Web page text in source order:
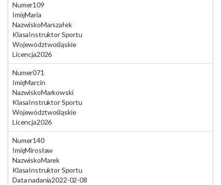
Numer109
ImięMaria
NazwiskoMarszałek
KlasaInstruktor Sportu
Województwośląskie
Licencja2026
Numer071
ImięMarcin
NazwiskoMarkowski
KlasaInstruktor Sportu
Województwośląskie
Licencja2026
Numer140
ImięMirosław
NazwiskoMarek
KlasaInstruktor Sportu
Data nadania2022-02-08